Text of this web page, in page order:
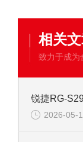
相关
致力于成为
2026-05-